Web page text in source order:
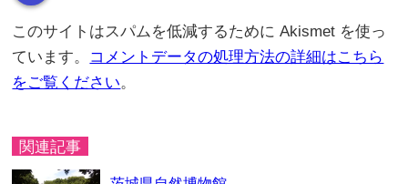
このサイトはスパムを低減するために Akismet を使っ
ています。 コメントデータの処理方法の詳細はこちら
をご覧ください。
関連記事